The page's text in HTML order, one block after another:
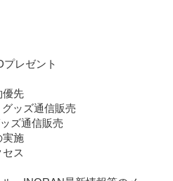
プレゼント
優先
ッズ通信販売
ズ通信販売
実施
ス